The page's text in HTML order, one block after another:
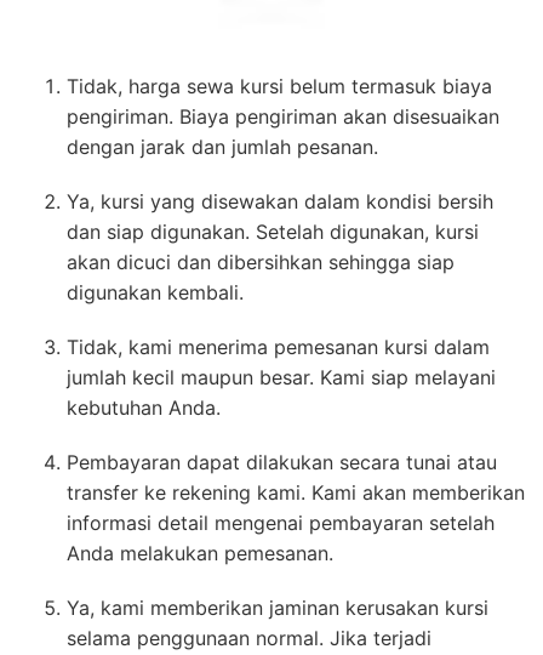
Tidak, harga sewa kursi belum termasuk biaya
pengiriman. Biaya pengiriman akan disesuaikan
dengan jarak dan jumlah pesanan.
Ya, kursi yang disewakan dalam kondisi bersih
dan siap digunakan. Setelah digunakan, kursi
akan dicuci dan dibersihkan sehingga siap
digunakan kembali.
Tidak, kami menerima pemesanan kursi dalam
jumlah kecil maupun besar. Kami siap melayani
kebutuhan Anda.
Pembayaran dapat dilakukan secara tunai atau
transfer ke rekening kami. Kami akan memberikan
informasi detail mengenai pembayaran setelah
Anda melakukan pemesanan.
Ya, kami memberikan jaminan kerusakan kursi
selama penggunaan normal. Jika terjadi